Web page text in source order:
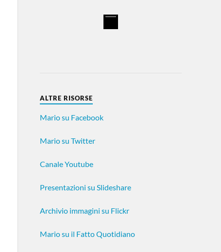
ALTRE RISORSE
Mario su Facebook
Mario su Twitter
Canale Youtube
Presentazioni su Slideshare
Archivio immagini su Flickr
Mario su il Fatto Quotidiano